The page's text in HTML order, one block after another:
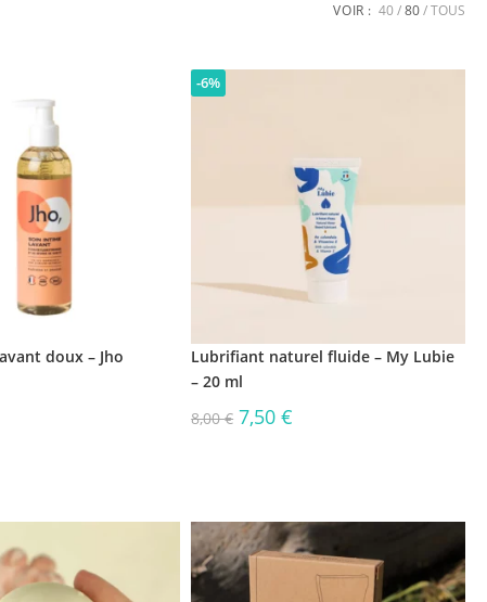
VOIR : 40 80 TOUS
doux – Jho
-6%
Lubrifiant naturel fluide – My Lubie
– 20 ml
8,00€ 7,50€